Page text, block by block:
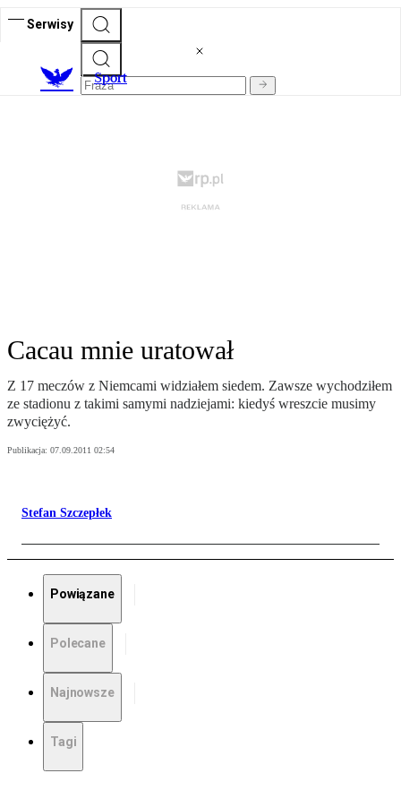
Serwisy
Sport
Cacau mnie uratował
Z 17 meczów z Niemcami widziałem siedem. Zawsze wychodziłem
ze stadionu z takimi samymi nadziejami: kiedyś wreszcie musimy
zwyciężyć.
Publikacja: 07.09.2011 02:54
Stefan Szczepłek
Powiązane
Polecane
Najnowsze
Tagi